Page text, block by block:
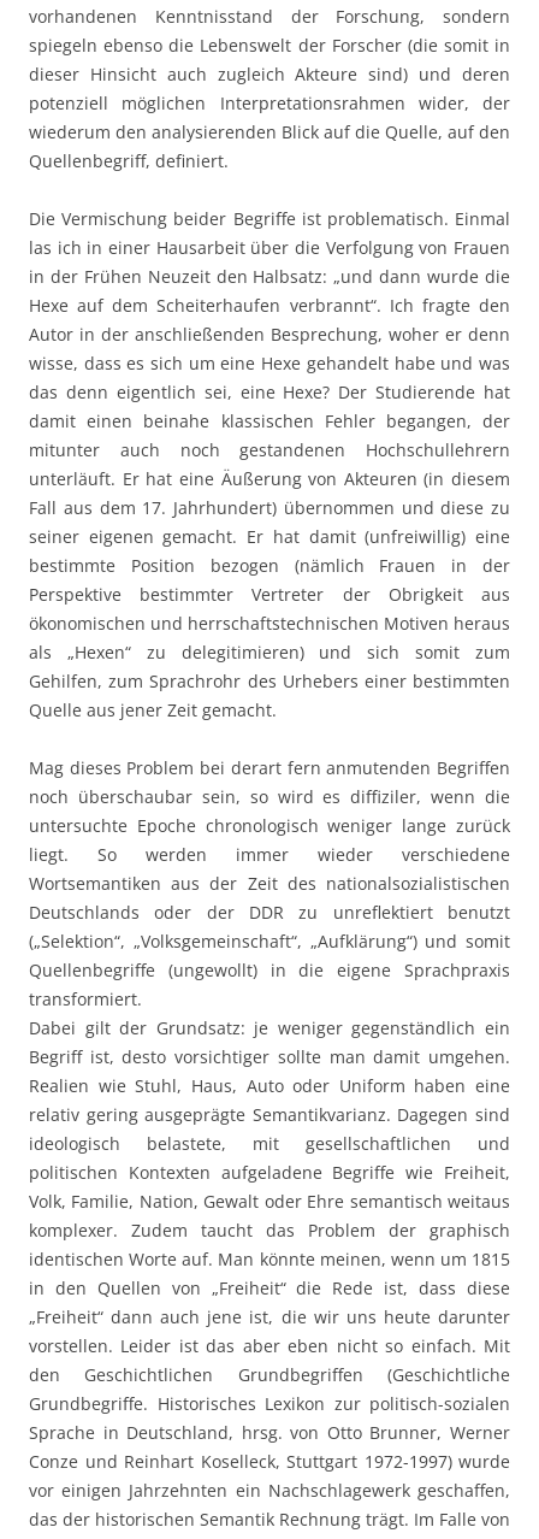
vorhandenen Kenntnisstand der Forschung, sondern
spiegeln ebenso die Lebenswelt der Forscher (die somit in
dieser Hinsicht auch zugleich Akteure sind) und deren
potenziell möglichen Interpretationsrahmen wider, der
wiederum den analysierenden Blick auf die Quelle, auf den
Quellenbegriff, definiert.
Die Vermischung beider Begriffe ist problematisch. Einmal
las ich in einer Hausarbeit über die Verfolgung von Frauen
in der Frühen Neuzeit den Halbsatz: „und dann wurde die
Hexe auf dem Scheiterhaufen verbrannt“. Ich fragte den
Autor in der anschließenden Besprechung, woher er denn
wisse, dass es sich um eine Hexe gehandelt habe und was
das denn eigentlich sei, eine Hexe? Der Studierende hat
damit einen beinahe klassischen Fehler begangen, der
mitunter auch noch gestandenen Hochschullehrern
unterläuft. Er hat eine Äußerung von Akteuren (in diesem
Fall aus dem 17. Jahrhundert) übernommen und diese zu
seiner eigenen gemacht. Er hat damit (unfreiwillig) eine
bestimmte Position bezogen (nämlich Frauen in der
Perspektive bestimmter Vertreter der Obrigkeit aus
ökonomischen und herrschaftstechnischen Motiven heraus
als „Hexen“ zu delegitimieren) und sich somit zum
Gehilfen, zum Sprachrohr des Urhebers einer bestimmten
Quelle aus jener Zeit gemacht.
Mag dieses Problem bei derart fern anmutenden Begriffen
noch überschaubar sein, so wird es diffiziler, wenn die
untersuchte Epoche chronologisch weniger lange zurück
liegt. So werden immer wieder verschiedene
Wortsemantiken aus der Zeit des nationalsozialistischen
Deutschlands oder der DDR zu unreflektiert benutzt
(„Selektion“, „Volksgemeinschaft“, „Aufklärung“) und somit
Quellenbegriffe (ungewollt) in die eigene Sprachpraxis
transformiert.
Dabei gilt der Grundsatz: je weniger gegenständlich ein
Begriff ist, desto vorsichtiger sollte man damit umgehen.
Realien wie Stuhl, Haus, Auto oder Uniform haben eine
relativ gering ausgeprägte Semantikvarianz. Dagegen sind
ideologisch belastete, mit gesellschaftlichen und
politischen Kontexten aufgeladene Begriffe wie Freiheit,
Volk, Familie, Nation, Gewalt oder Ehre semantisch weitaus
komplexer. Zudem taucht das Problem der graphisch
identischen Worte auf. Man könnte meinen, wenn um 1815
in den Quellen von „Freiheit“ die Rede ist, dass diese
„Freiheit“ dann auch jene ist, die wir uns heute darunter
vorstellen. Leider ist das aber eben nicht so einfach. Mit
den Geschichtlichen Grundbegriffen (Geschichtliche
Grundbegriffe. Historisches Lexikon zur politisch-sozialen
Sprache in Deutschland, hrsg. von Otto Brunner, Werner
Conze und Reinhart Koselleck, Stuttgart 1972-1997) wurde
vor einigen Jahrzehnten ein Nachschlagewerk geschaffen,
das der historischen Semantik Rechnung trägt. Im Falle von